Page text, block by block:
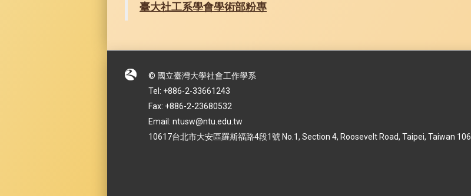
臺大社工系學會學術部粉專
© 國立臺灣大學社會工作學系
Tel: +886-2-33661243
Fax: +886-2-23680532
Email: ntusw@ntu.edu.tw
10617台北市大安區羅斯福路4段1號 No.1, Section 4, Roosevelt Road, Taipei, Taiwan 106